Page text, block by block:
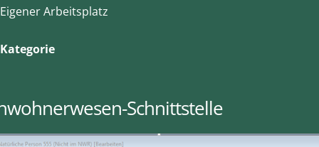
Eigener Arbeitsplatz
Kategorie
Schnittstelle